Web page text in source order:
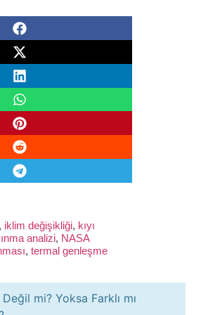
, iklim değişikliği, kıyı
analizi, NASA
, termal genleşme
mi? Yoksa Farklı mı